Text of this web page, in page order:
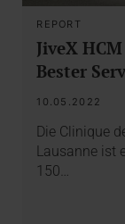
REPORT
JiveX
Bester
10.05.2022
Die Clinique
Lausanne ist
150…